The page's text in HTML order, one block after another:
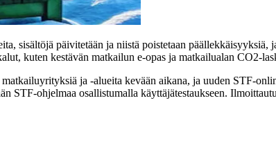
sisältöjä päivitetään ja niistä poistetaan päällekkäisyyksiä,
kuten kestävän matkailun e-opas ja matkailualan CO2-
ja -alueita kevään aikana, ja uuden STF-
STF-ohjelmaa osallistumalla käyttäjätestaukseen.